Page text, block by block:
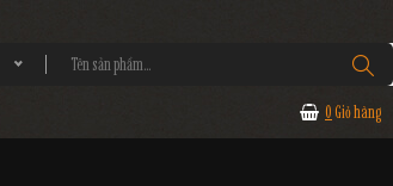
0 Giỏ hàng